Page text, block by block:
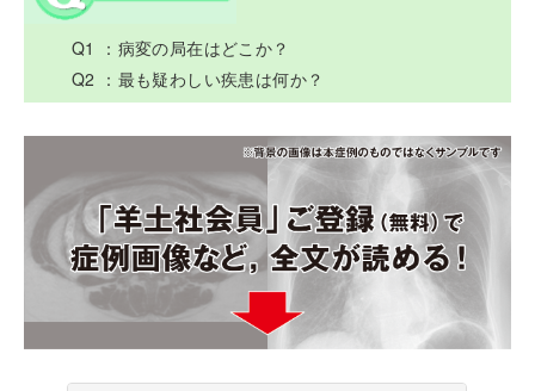
Q1 ：病変の局在はどこか？
Q2 ：最も疑わしい疾患は何か？